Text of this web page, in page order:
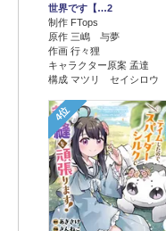
世界です【…2
制作 FTops
原作 三嶋 与夢
作画 行々狸
キャラクター原案 孟達
構成 マツリ セイシロウ
4位